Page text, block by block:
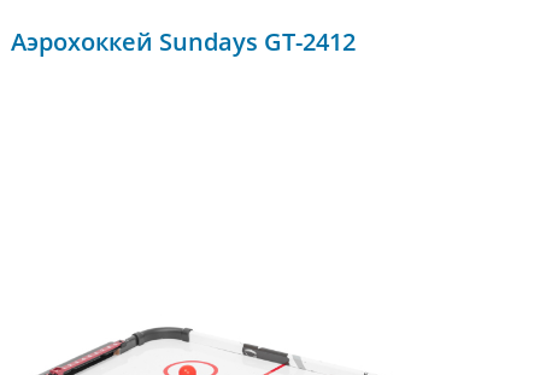
Аэрохоккей Sundays GT-2412